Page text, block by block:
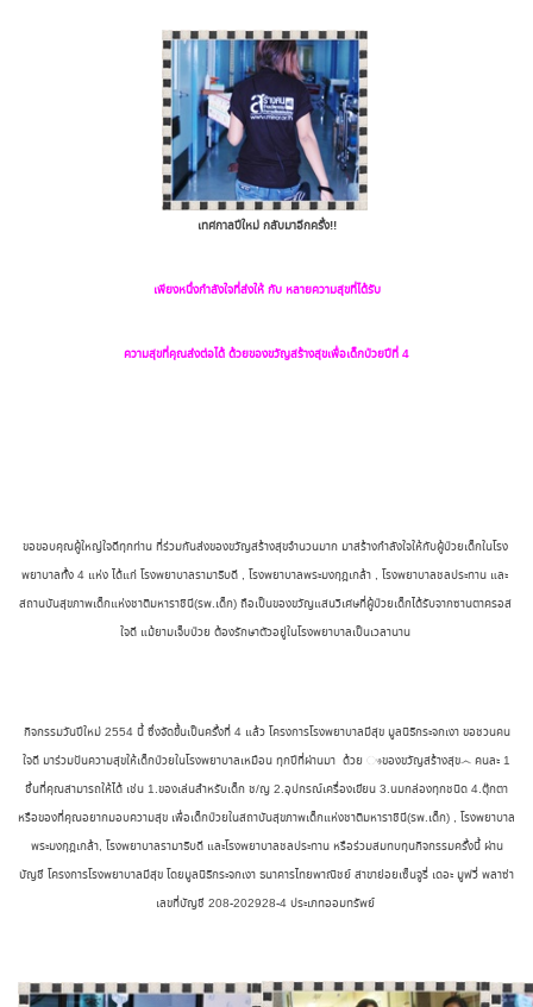
เทศกาลปีใหม่ กลับมาอีกครั้ง!!
เพียงหนึ่งกำลังใจที่ส่งให้ กับ หลายความสุขที่ได้รับ
ความสุขที่คุณส่งต่อได้ ด้วยของขวัญสร้างสุขเพื่อเด็กป่วยปีที่ 4
ขอขอบคุณผู้ใหญ่ใจดีทุกท่าน ที่ร่วมกันส่งของขวัญสร้างสุขจำนวนมาก มาสร้างกำลังใจให้กับผู้ป่วยเด็กในโรง
พยาบาลทั้ง 4 แห่ง ได้แก่ โรงพยาบาลรามาธิบดี , โรงพยาบาลพระมงกุฎเกล้า , โรงพยาบาลชลประทาน และ
สถานบันสุขภาพเด็กแห่งชาติมหาราชินี(รพ.เด็ก) ถือเป็นของขวัญแสนวิเศษที่ผู้ป่วยเด็กได้รับจากซานตาครอส
ใจดี แม้ยามเจ็บป่วย ต้องรักษาตัวอยู่ในโรงพยาบาลเป็นเวลานาน
กิจกรรมวันปีใหม่ 2554 นี้ ซึ่งจัดขึ้นเป็นครั้งที่ 4 แล้ว โครงการโรงพยาบาลมีสุข มูลนิธิกระจกเงา ขอชวนคน
ใจดี มาร่วมปันความสุขให้เด็กป่วยในโรงพยาบาลเหมือน ทุกปีที่ผ่านมา ด้วย ෳของขวัญสร้างสุข෴ คนละ 1
ชิ้นที่คุณสามารถให้ได้ เช่น 1.ของเล่นสำหรับเด็ก ช/ญ 2.อุปกรณ์เครื่องเขียน 3.นมกล่องทุกชนิด 4.ตุ๊กตา
หรือของที่คุณอยากมอบความสุข เพื่อเด็กป่วยในสถาบันสุขภาพเด็กแห่งชาติมหาราชินี(รพ.เด็ก) , โรงพยาบาล
พระมงกุฎเกล้า, โรงพยาบาลรามาธิบดี และโรงพยาบาลชลประทาน หรือร่วมสมทบทุนกิจกรรมครั้งนี้ ผ่าน
บัญชี โครงการโรงพยาบาลมีสุข โดยมูลนิธิกระจกเงา ธนาคารไทยพาณิชย์ สาขาย่อยเซ็นจูรี่ เดอะ มูฟวี่ พลาซ่า
เลขที่บัญชี 208-202928-4 ประเภทออมทรัพย์